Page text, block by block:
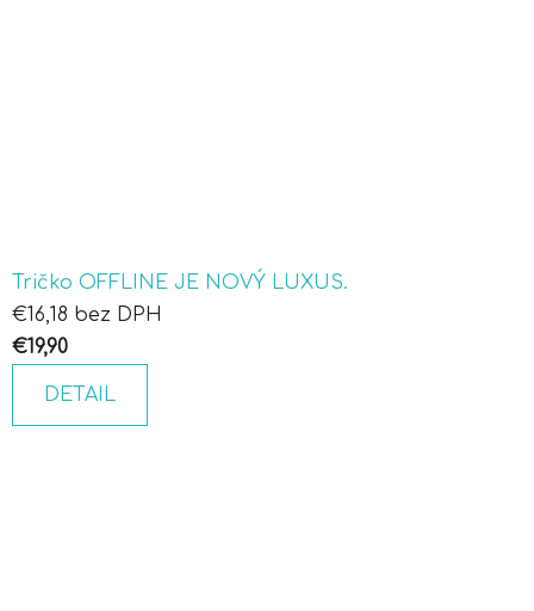
Tričko OFFLINE JE NOVÝ LUXUS.
€16,18 bez DPH
€19,90
DETAIL